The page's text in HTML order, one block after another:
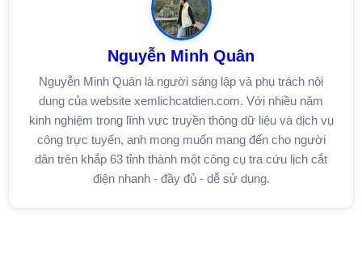
Nguyễn Minh Quân
Nguyễn Minh Quân là người sáng lập và phụ trách nội
dung của website xemlichcatdien.com. Với nhiều năm
kinh nghiệm trong lĩnh vực truyền thông dữ liệu và dịch vụ
công trực tuyến, anh mong muốn mang đến cho người
dân trên khắp 63 tỉnh thành một công cụ tra cứu lịch cắt
điện nhanh - đầy đủ - dễ sử dụng.